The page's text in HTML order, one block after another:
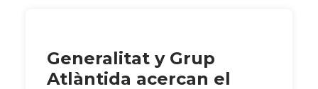
Generalitat y Grup
Atlàntida acercan el